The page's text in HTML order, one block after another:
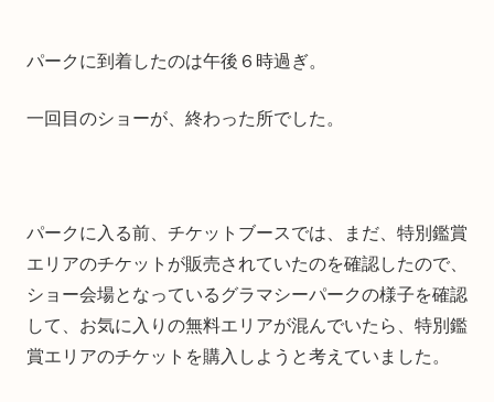
パークに到着したのは午後６時過ぎ。
一回目のショーが、終わった所でした。
パークに入る前、チケットブースでは、まだ、特別鑑賞
エリアのチケットが販売されていたのを確認したので、
ショー会場となっているグラマシーパークの様子を確認
して、お気に入りの無料エリアが混んでいたら、特別鑑
賞エリアのチケットを購入しようと考えていました。